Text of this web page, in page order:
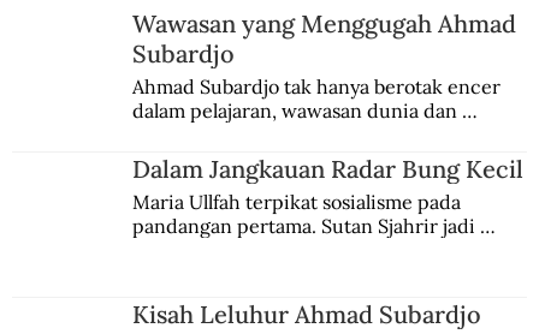
Wawasan yang Menggugah Ahmad
Subardjo
Ahmad Subardjo tak hanya berotak encer
dalam pelajaran, wawasan dunia dan
Jules Verne, Multatuli, hingga Sun Yat-sen.
Dalam Jangkauan Radar Bung Kecil
Maria Ullfah terpikat sosialisme pada
pandangan pertama. Sutan Sjahrir jadi
Kisah Leluhur Ahmad Subardjo